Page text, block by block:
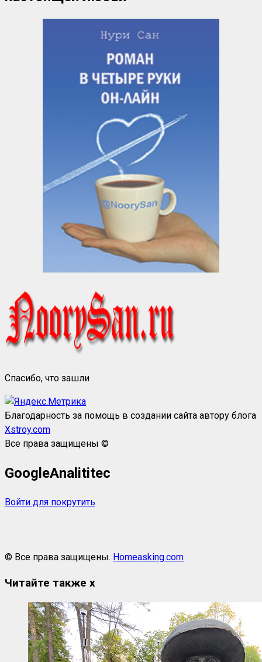
Спасибо, что зашли
Благодарность за помощь в создании сайта автору блога
Xstroy.com
Все права защищены ©
GoogleAnalititec
Войти для покрутить
© Все права защищены. Homeasking.com
Читайте также x